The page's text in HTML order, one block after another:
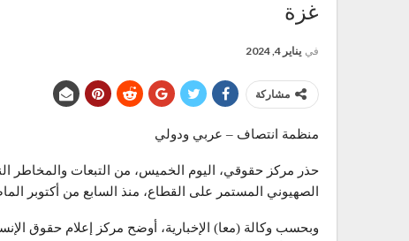
غزة
في يناير 4, 2024
مشاركة
منظمة انتصاف – عربي ودولي
حذر مركز حقوقي، اليوم الخميس، من التبعات والمخاطر
الصهيوني المستمر على القطاع، منذ السابع من أكتوبر
وبحسب وكالة (معا) الإخبارية، أوضح مركز إعلام حقوق